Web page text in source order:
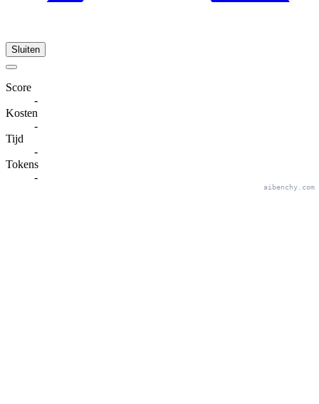
Sluiten
Score
-
Kosten
-
Tijd
-
Tokens
-